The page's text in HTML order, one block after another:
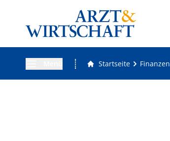
Startseite Finanzen